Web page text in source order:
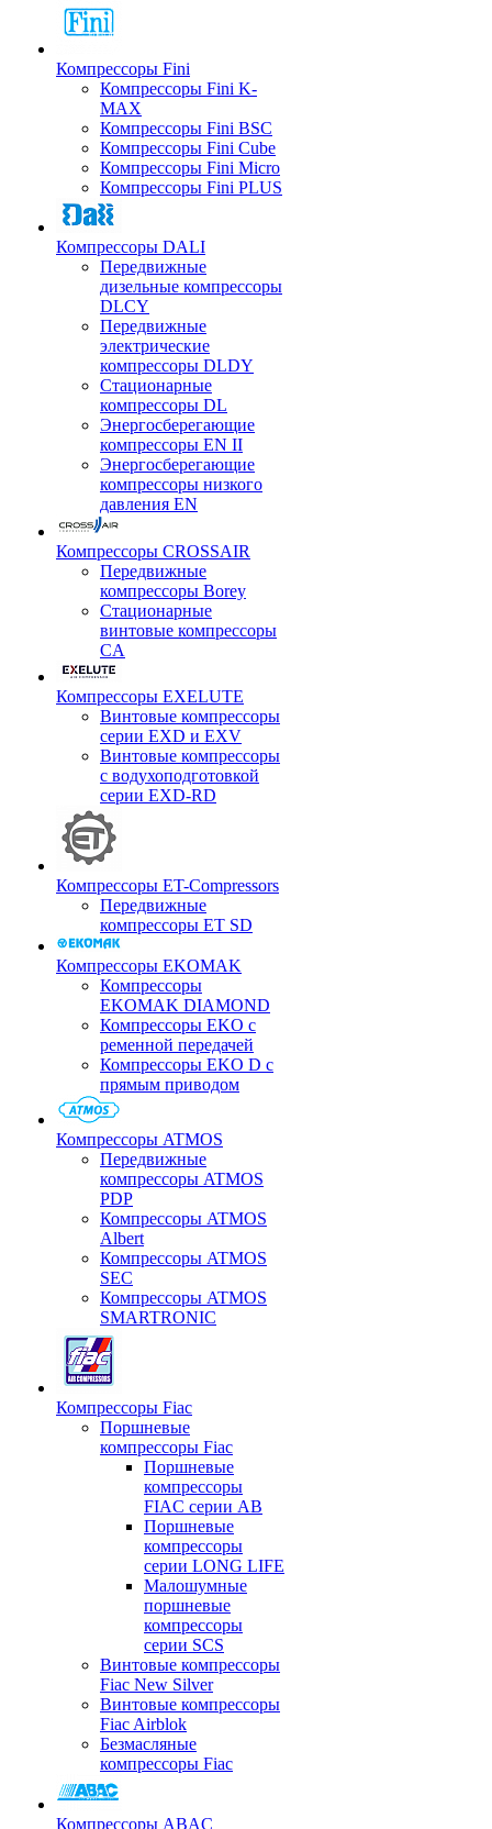
Компрессоры Fini
Компрессоры Fini K-
MAX
Компрессоры Fini BSC
Компрессоры Fini Cube
Компрессоры Fini Micro
Компрессоры Fini PLUS
Компрессоры DALI
Передвижные
дизельные компрессоры
DLCY
Передвижные
электрические
компрессоры DLDY
Стационарные
компрессоры DL
Энергосберегающие
компрессоры EN II
Энергосберегающие
компрессоры низкого
давления EN
Компрессоры CROSSAIR
Передвижные
компрессоры Borey
Стационарные
винтовые компрессоры
CA
Компрессоры EXELUTE
Винтовые компрессоры
серии EXD и EXV
Винтовые компрессоры
с водухоподготовкой
серии EXD-RD
Компрессоры ET-Compressors
Передвижные
компрессоры ET SD
Компрессоры EKOMAK
Компрессоры
EKOMAK DIAMOND
Компрессоры EKO c
ременной передачей
Компрессоры EKO D с
прямым приводом
Компрессоры ATMOS
Передвижные
компрессоры ATMOS
PDP
Компрессоры ATMOS
Albert
Компрессоры ATMOS
SEC
Компрессоры ATMOS
SMARTRONIC
Компрессоры Fiac
Поршневые
компрессоры Fiac
Поршневые
компрессоры
FIAC серии AB
Поршневые
компрессоры
серии LONG LIFE
Малошумные
поршневые
компрессоры
серии SCS
Винтовые компрессоры
Fiac New Silver
Винтовые компрессоры
Fiac Airblok
Безмасляные
компрессоры Fiac
Компрессоры ABAC